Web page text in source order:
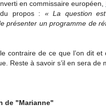
en commissaire européen,
propos : « La question
présenter un programme de
contraire de ce que l’on dit et
Reste à savoir s’il en sera de
de "Marianne"